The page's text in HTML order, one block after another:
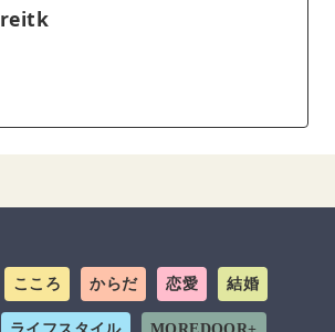
reitk
こころ からだ 恋愛 結婚